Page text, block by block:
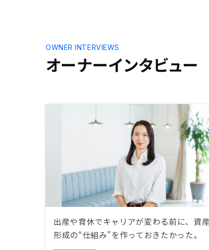
オーナーインタビュー
OWNER INTERVIEWS
出産や育休でキャリアが変わる前に、資産
形成の“仕組み”を作っておきたかった。